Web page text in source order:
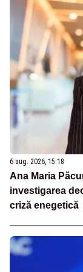
6 aug. 2026, 15:18
Ana Maria
investigarea
criză enegetică